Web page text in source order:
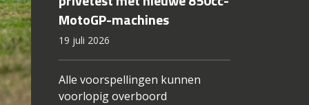
MotoGP-machines
19 juli 2026
Alle voorspellingen kunnen
voorlopig overboord